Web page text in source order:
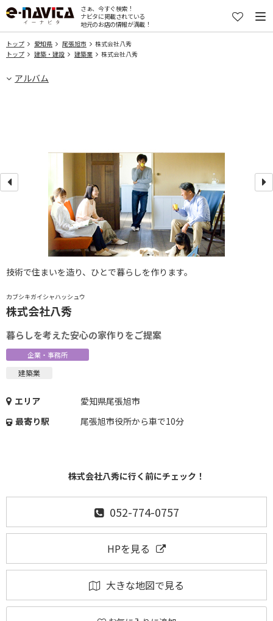
さぁ、今すぐ検索！
ナビタに掲載されている
地元のお店の情報が満載！
トップ 愛知県 尾張旭市
株式会社八秀
トップ
建築・建設 建築業 株式会社八秀
アルバム
カブシキガイシャハッシュウ
株式会社八秀
暮らしを考えた安心の家作りをご提案
企業・事務所
建築業
エリア
愛知県尾張旭市
最寄り駅
尾張旭市役所から車で10分
株式会社八秀に行く前にチェック！
052-774-0757
HPを見る
大きな地図で見る
技術で住まいを造り、ひとで暮らしを作ります。